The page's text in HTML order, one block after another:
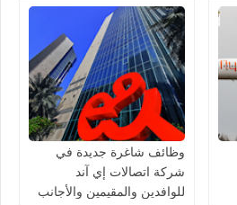
وظائف شاغرة جديدة في
شركة اتصالات إي آند
للوافدين والمقيمين والأجانب